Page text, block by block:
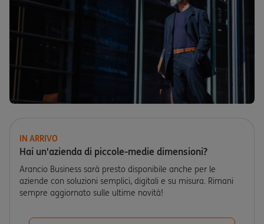
IN ARRIVO
Hai un'azienda di piccole-medie dimensioni?
Arancio Business sarà presto disponibile anche per le
aziende con soluzioni semplici, digitali e su misura. Rimani
sempre aggiornato sulle ultime novità!